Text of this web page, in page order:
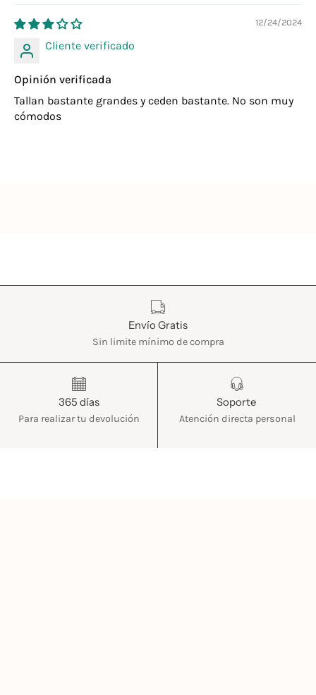
12/24/2024
Cliente verificado
Opinión verificada
Tallan bastante grandes y ceden bastante. No son muy
cómodos
Envío Gratis
Sin limite mínimo de compra
365 días
Para realizar tu devolución
Soporte
Atención directa personal